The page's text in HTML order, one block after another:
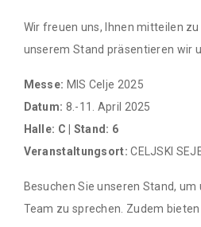
Wir freuen uns, Ihnen mitteilen
unserem Stand präsentieren wir
Messe: MIS Celje 2025
Datum: 8.-11. April 2025
Halle: C | Stand: 6
Veranstaltungsort: CELJSKI
Besuchen Sie unseren Stand,
Team zu sprechen. Zudem